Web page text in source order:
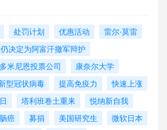
处罚计划 优惠活动
雷尔·莫雷
决定为阿富汗撤军辩护
多米尼恩投票公司
康奈尔大学
型冠状病毒 提高免疫力
快速上涨
塔利班卷土重来
悦纳新自我
癌 募捐 美国研究生
微软日本